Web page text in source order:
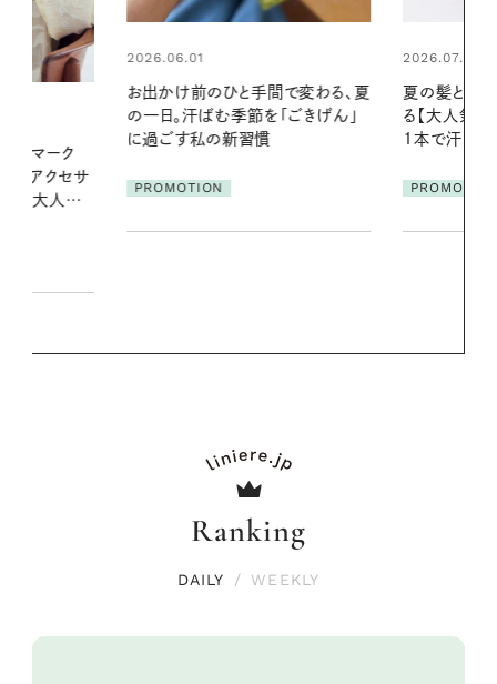
2026.07.24
夏の髪と心が瞬時にリフレッシュす
る【大人気のドライシャンプー】 この
1本で汗ばむ季節も一日中心地よく
PROMOTION
2026.06.01
真夏に向け
やりジェルと
地よくうるお
Ranking
DAILY / WEEKLY